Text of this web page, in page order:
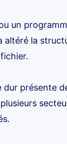
un
altéré la
présente